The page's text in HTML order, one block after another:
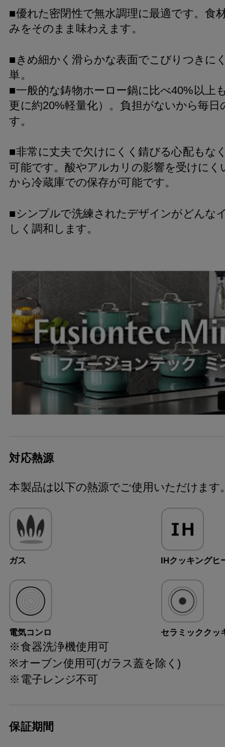
■優れた密閉性で無水調理に最適です。食
みをそのまま味わえます。
■きめ細かく滑らかな表面でこびりつきに
単。
■一般的な鋳物ホーロー鍋に比べ40%以上
更に約20%軽量化）。負担がないから毎日
す。
■非常に丈夫で欠けにくく錆びる心配もな
可能です。酸やアルカリの影響を受けにく
から冷蔵庫での保存が可能です。
■シンプルで洗練されたデザインがどんな
しく調和します。
対応熱源
本製品は以下の熱源でご使用いただけます
ガス IHクッキングヒ
電気コンロ セラミッククッ
※食器洗浄機使用可
※オーブン使用可(ガラス蓋を除く)
※電子レンジ不可
保証期間